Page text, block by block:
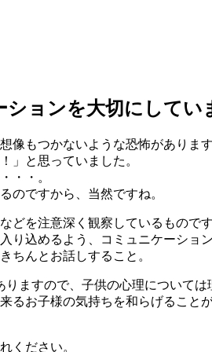
ョンを大切にしてい
像もつかないような恐怖があります
」と思っていました。
・・。
のですから、当然ですね。
どを注意深く観察しているものです
り込めるよう、コミュニケーショ
ちんとお話しすること。
ますので、子供の心理については
るお子様の気持ちを和らげること
ください。